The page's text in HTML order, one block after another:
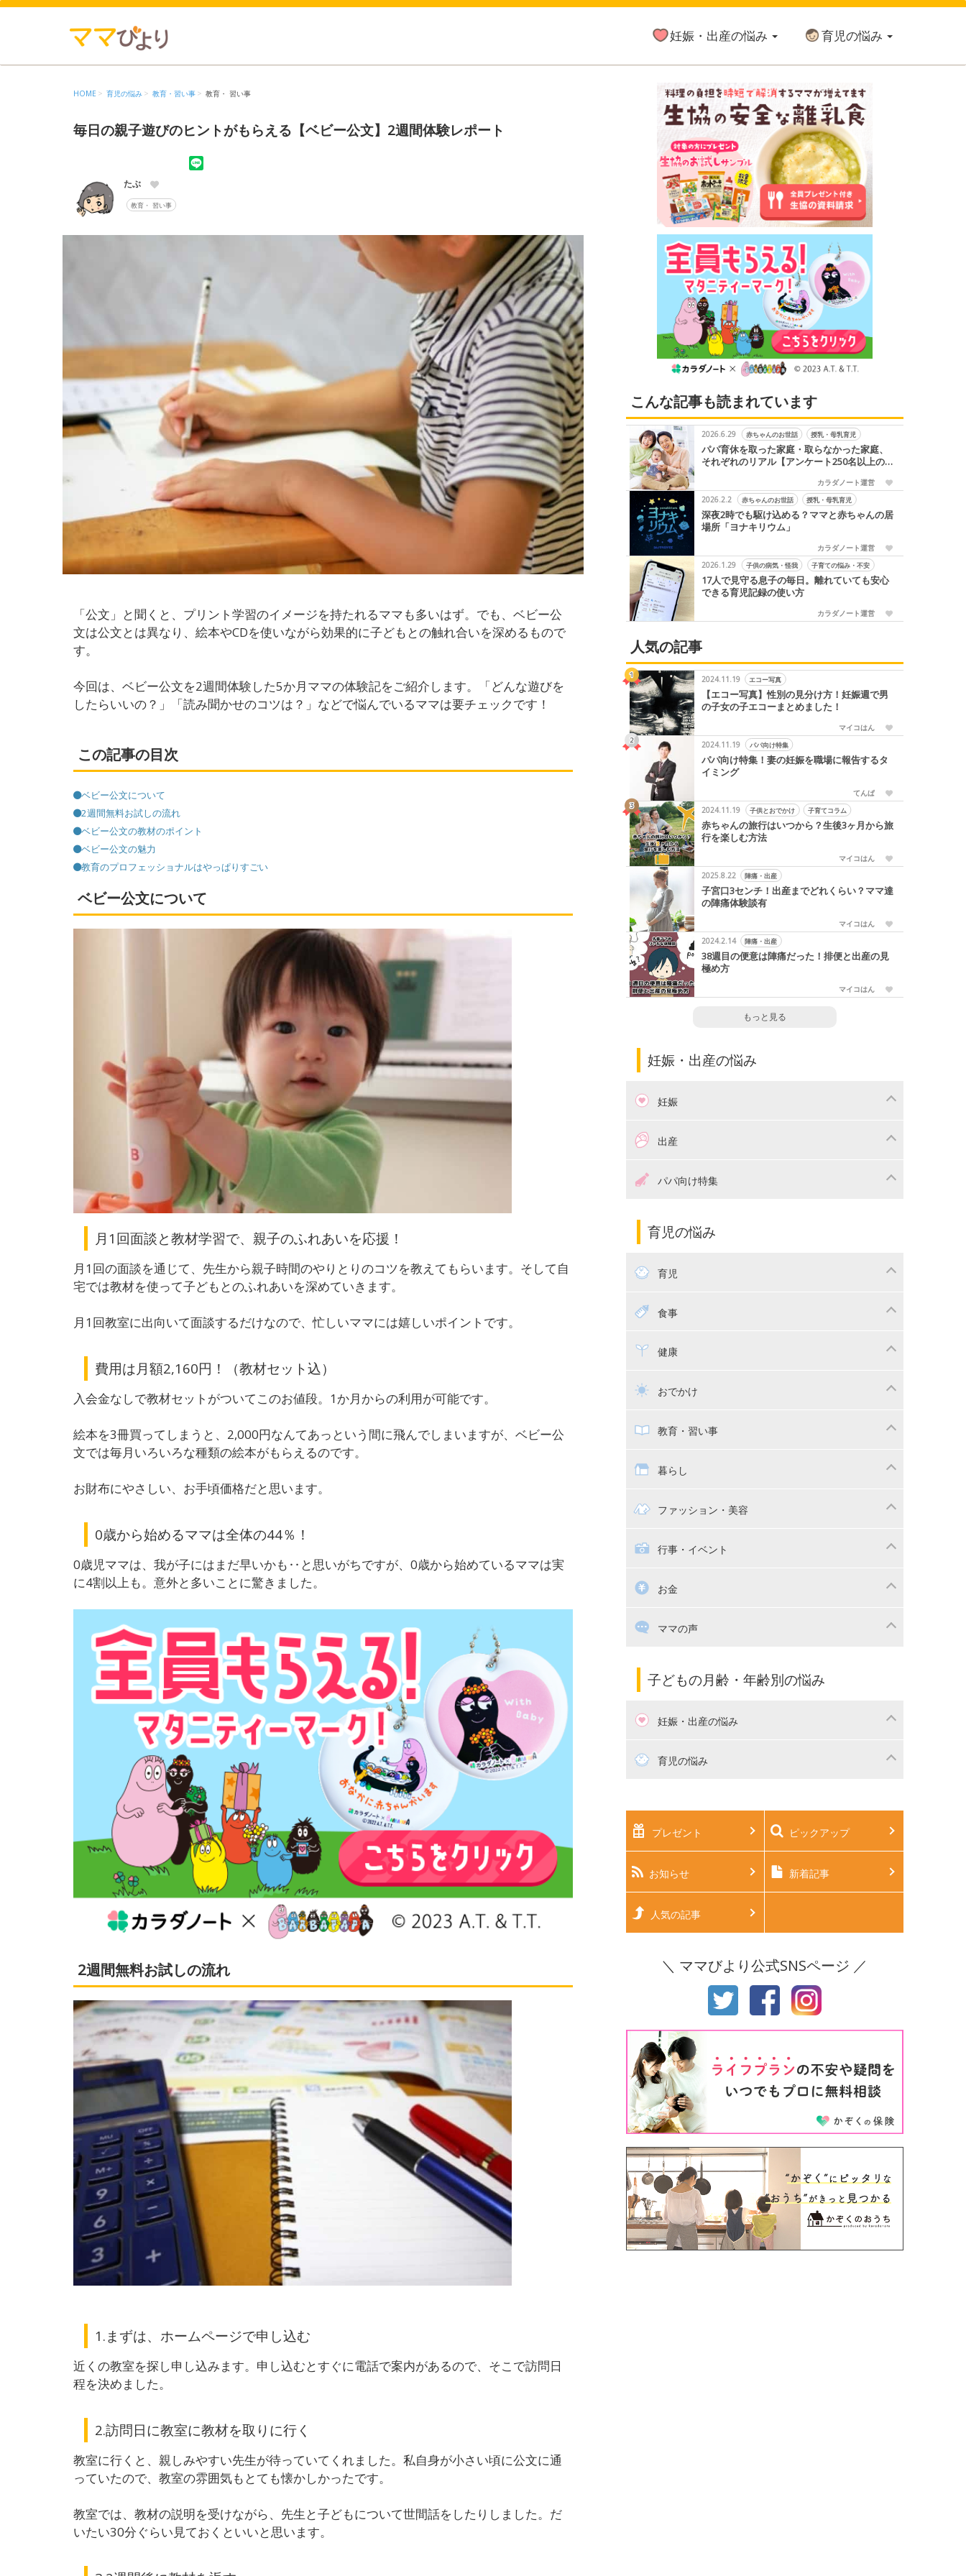
妊娠・出産の悩み 育児の悩み
HOME 育児の悩み 教育・習い事 教育・ 習い事
毎日の親子遊びのヒントがもらえる【ベビー公文】2週間体験レポート
たぶ
教育・ 習い事
「公文」と聞くと、プリント学習のイメージを持たれるママも多いはず。でも、ベビー公
文は公文とは異なり、絵本やCDを使いながら効果的に子どもとの触れ合いを深めるもので
す。
今回は、ベビー公文を2週間体験した5か月ママの体験記をご紹介します。「どんな遊びを
したらいいの？」「読み聞かせのコツは？」などで悩んでいるママは要チェックです！
この記事の目次
ベビー公文について
2週間無料お試しの流れ
ベビー公文の教材のポイント
ベビー公文の魅力
教育のプロフェッショナルはやっぱりすごい
ベビー公文について
月1回面談と教材学習で、親子のふれあいを応援！
月1回の面談を通じて、先生から親子時間のやりとりのコツを教えてもらいます。そして自
宅では教材を使って子どもとのふれあいを深めていきます。
月1回教室に出向いて面談するだけなので、忙しいママには嬉しいポイントです。
費用は月額2,160円！（教材セット込）
入会金なしで教材セットがついてこのお値段。1か月からの利用が可能です。
絵本を3冊買ってしまうと、2,000円なんてあっという間に飛んでしまいますが、ベビー公
文では毎月いろいろな種類の絵本がもらえるのです。
お財布にやさしい、お手頃価格だと思います。
0歳から始めるママは全体の44％！
0歳児ママは、我が子にはまだ早いかも‥と思いがちですが、0歳から始めているママは実
に4割以上も。意外と多いことに驚きました。
2週間無料お試しの流れ
1.まずは、ホームページで申し込む
近くの教室を探し申し込みます。申し込むとすぐに電話で案内があるので、そこで訪問日
程を決めました。
2.訪問日に教室に教材を取りに行く
教室に行くと、親しみやすい先生が待っていてくれました。私自身が小さい頃に公文に通
っていたので、教室の雰囲気もとても懐かしかったです。
教室では、教材の説明を受けながら、先生と子どもについて世間話をしたりしました。だ
いたい30分ぐらい見ておくといいと思います。
こんな記事も読まれています
2026.6.29 赤ちゃんのお世話 授乳・母乳育児
パパ育休を取った家庭・取らなかった家庭、
それぞれのリアル【アンケート250名以上の
カラダノート運営
2026.2.2
赤ちゃんのお世話 授乳・母乳育児
深夜2時でも駆け込める？ママと赤ちゃんの居
場所「ヨナキリウム」
カラダノート運営
2026.1.29
子供の病気・怪我 子育ての悩み・不安
17人で見守る息子の毎日。離れていても安心
できる育児記録の使い方
カラダノート運営
人気の記事
2024.11.19 エコー写真
【エコー写真】性別の見分け方！妊娠週で男
の子女の子エコーまとめました！
マイコはん
2024.11.19
パパ向け特集
パパ向け特集！妻の妊娠を職場に報告するタ
イミング
てんぱ
2024.11.19
子供とおでかけ 子育てコラム
赤ちゃんの旅行はいつから？生後3ヶ月から旅
行を楽しむ方法
マイコはん
2025.8.22
陣痛・出産
子宮口3センチ！出産までどれくらい？ママ達
の陣痛体験談有
マイコはん
2024.2.14
陣痛・出産
38週目の便意は陣痛だった！排便と出産の見
極め方
マイコはん
もっと見る
妊娠・出産の悩み
妊娠
つわり
妊娠中の食事
出産
出産準備パパ向け特集
パパ向け特集
育児の悩み
育児
赤ちゃんのお世話
寝かしつけ
トイトレ
食事
離乳食健康
乳幼児健診・予防接種
おでかけ
子供とおでかけ
抱っこ紐
教育・習い事
教育・習い事
幼稚園
絵本
暮らし
ママの日常
家族関係・夫婦関係
掃除
ファッション・美容
子供の服・ファッション
行事・イベント
漫画
出産祝い・内祝い
お金
住宅購入ママの声
子育てコラム
子どもの月齢・年齢別の悩み
妊娠・出産の悩み
妊活 育児の悩み
生後2ヶ月 生後3ヶ月
生後4ヶ月 生後5ヶ月
生後6ヶ月
生後11ヶ月
3才 4才
5才 6才
プレゼント ピックアップ
お知らせ 新着記事
人気の記事
＼ ママびより公式SNSページ ／